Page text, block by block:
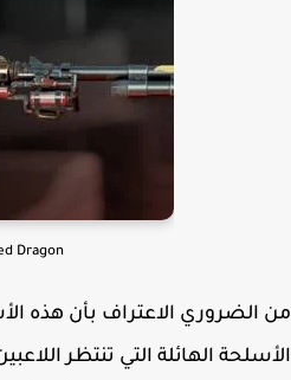
Red Dragon
الضروري الاعتراف بأن هذه